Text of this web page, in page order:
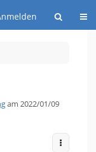
am 2022/01/09
Weitere